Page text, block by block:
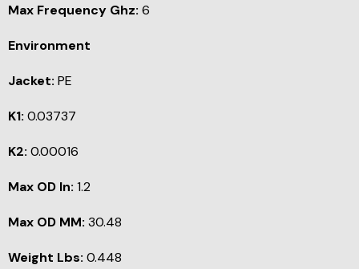
Max Frequency Ghz: 6
Environment
Jacket: PE
K1: 0.03737
K2: 0.00016
Max OD In: 1.2
Max OD MM: 30.48
Weight Lbs: 0.448